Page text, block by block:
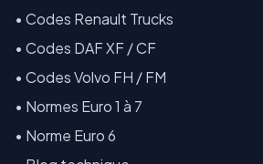
• Codes Renault Trucks
• Codes DAF XF / CF
• Codes Volvo FH / FM
• Normes Euro 1 à 7
• Norme Euro 6